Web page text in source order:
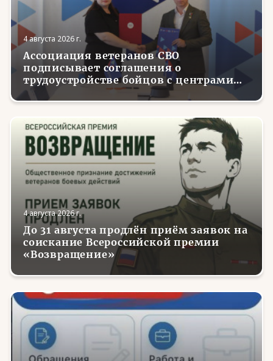
4 августа 2026 г.
Ассоциация ветеранов СВО
подписывает соглашения о
трудоустройстве бойцов с центрами
занятости в регионах России
4 августа 2026 г.
До 31 августа продлён приём заявок на
соискание Всероссийской премии
«Возвращение»